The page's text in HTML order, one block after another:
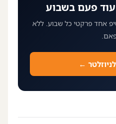
פעם בשבוע
אחד פרקטי כל שבוע. ללא
←